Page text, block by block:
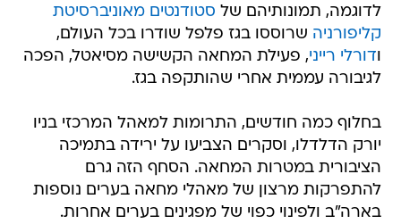
לדוגמה, תמונותיהם של סטודנטים מאוניברסיטת
קליפורניה שרוססו בגז פלפל שודרו בכל העולם,
ודורלי רייני, פעילת המחאה הקשישה מסיאטל, הפכה
לגיבורה עממית אחרי שהותקפה בגז.
בחלוף כמה חודשים, התרומות למאהל המרכזי בניו
יורק הדלדלו, וסקרים הצביעו על ירידה בתמיכה
הציבורית במטרות המחאה. הסחף הזה גרם
להתפרקות מרצון של מאהלי מחאה בערים נוספות
בארה"ב ולפינוי כפוי של מפגינים בערים אחרות.